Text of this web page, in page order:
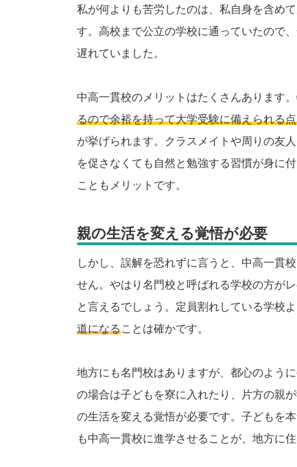
私が何よりも苦労したのは、私自身を含め
す。高校まで公立の学校に通っていたので
遅れていました。
中高一貫校のメリットはたくさんあります
るので余裕を持って大学受験に備えられる
が挙げられます。クラスメイトや周りの友
を促さなくても自然と勉強する習慣が身に
こともメリットです。
親の生活を変える覚悟が必要
しかし、誤解を恐れずに言うと、中高一貫
せん。やはり名門校と呼ばれる学校の方が
と言えるでしょう。定員割れしている学校よ
道になることは確かです。
地方にも名門校はありますが、都心のよう
の場合は子どもを寮に入れたり、片方の親
の生活を変える覚悟が必要です。子どもを
も中高一貫校に進学させることが、地方に